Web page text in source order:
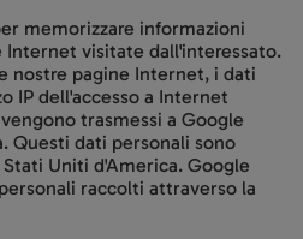
memorizzare informazioni
Internet visitate dall'interessato.
nostre pagine Internet, i dati
IP dell'accesso a Internet
trasmessi a Google
Questi dati personali sono
Uniti d'America. Google
raccolti attraverso la